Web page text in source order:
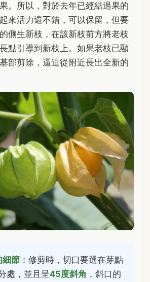
。所以，對於去年已經結過果的
來活力還不錯，可以保留，但要
側生新枝，在該新枝前方將老枝
點引導到新枝上。如果老枝已顯
部剪除，逼迫從附近長出全新的
細節 ：修剪時，切口要選在芽點
處，並且呈45度斜角 ，斜口的